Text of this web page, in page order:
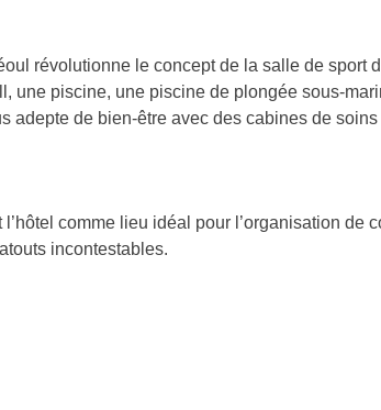
révolutionne le concept de la salle de sport
une piscine, une piscine de plongée sous-
de bien-être avec des cabines de
comme lieu idéal pour l’organisation de
incontestables.